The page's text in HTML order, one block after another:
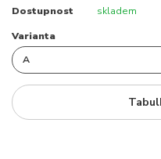
Dostupnost skladem
Varianta